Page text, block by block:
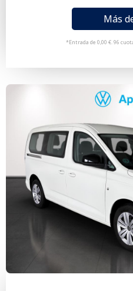
Más
*Entrada de 0,00 €. 96